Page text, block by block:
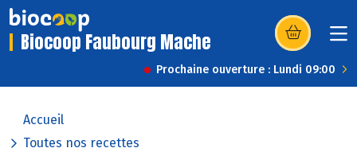
Biocoop Faubourg Mache (s’ouvre dans
Prochaine ouverture : Lundi 09:00
Accueil
Toutes nos recettes